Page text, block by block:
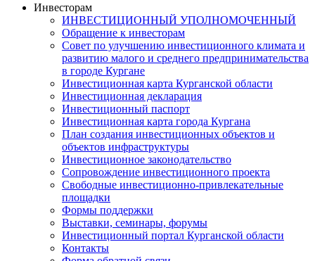
Инвесторам
ИНВЕСТИЦИОННЫЙ УПОЛНОМОЧЕННЫЙ
Обращение к инвесторам
Совет по улучшению инвестиционного климата и
развитию малого и среднего предпринимательства
в городе Кургане
Инвестиционная карта Курганской области
Инвестиционная декларация
Инвестиционный паспорт
Инвестиционная карта города Кургана
План создания инвестиционных объектов и
объектов инфраструктуры
Инвестиционное законодательство
Сопровождение инвестиционного проекта
Свободные инвестиционно-привлекательные
площадки
Формы поддержки
Выставки, семинары, форумы
Инвестиционный портал Курганской области
Контакты